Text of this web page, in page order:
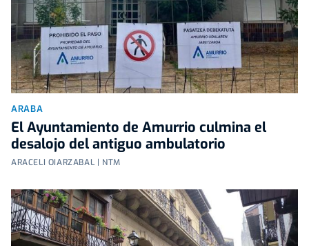
ARABA
El Ayuntamiento de Amurrio culmina el
desalojo del antiguo ambulatorio
ARACELI OIARZABAL | NTM